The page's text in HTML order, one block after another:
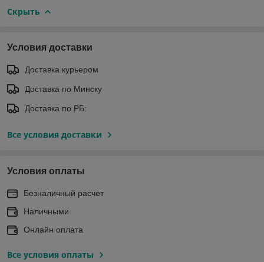
Скрыть
Условия доставки
Доставка курьером
Доставка по Минску
Доставка по РБ:
Все условия доставки
Условия оплаты
Безналичный расчет
Наличными
Онлайн оплата
Все условия оплаты